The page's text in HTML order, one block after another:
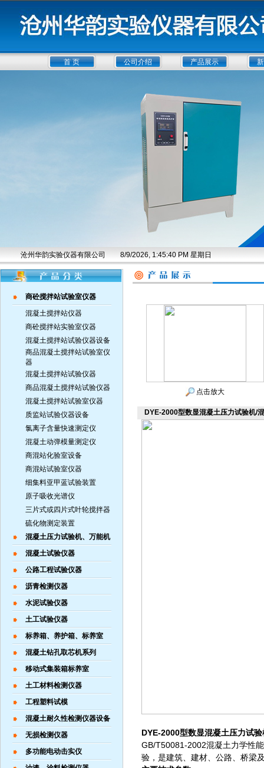
首 页 公司介绍 产品展示
沧州华韵实验仪器有限公司 8/9/2026, 1:45:41 PM 星期日
商砼搅拌站试验室仪器
混凝土搅拌站仪器
商砼搅拌站实验室仪器
混凝土搅拌站试验仪器设备
商品混凝土搅拌站试验室仪
器
混凝土搅拌站试验仪器
商品混凝土搅拌站试验仪器
混凝土搅拌站试验室仪器
质监站试验仪器设备
氯离子含量快速测定仪
混凝土动弹模量测定仪
商混站化验室设备
商混站试验室仪器
细集料亚甲蓝试验装置
原子吸收光谱仪
三片式或四片式叶轮搅拌器
硫化物测定装置
混凝土压力试验机、万能机
混凝土试验仪器
公路工程试验仪器
沥青检测仪器
水泥试验仪器
土工试验仪器
标养箱、养护箱、标养室
混凝土钻孔取芯机系列
移动式集装箱标养室
土工材料检测仪器
工程塑料试模
混凝土耐久性检测仪器设备
无损检测仪器
多功能电动击实仪
点击放大
DYE-2000型数显混凝土压力试验机/
DYE-2000型数显混凝土压力试
GB/T50081-2002混凝土力学性
验，是建筑、建材、公路、桥梁